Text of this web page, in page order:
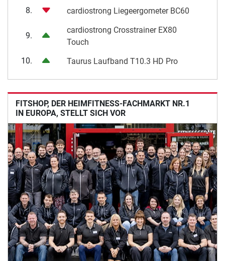
8.
cardiostrong Liegeergometer BC60
9.
cardiostrong Crosstrainer EX80
Touch
10.
Taurus Laufband T10.3 HD Pro
FITSHOP, DER HEIMFITNESS-FACHMARKT NR.1
IN EUROPA, STELLT SICH VOR